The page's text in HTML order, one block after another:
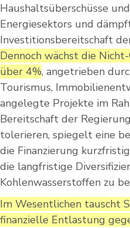
Haushaltsüberschüsse
Energiesektors und
Investitionsbereitschaft
Dennoch wächst die
über 4%, angetrieben
Tourismus,
angelegte Projekte im
Bereitschaft der
tolerieren, spiegelt eine
die Finanzierung
die langfristige
Kohlenwasserstoffen zu
Im Wesentlichen tauscht
finanzielle Entlastung